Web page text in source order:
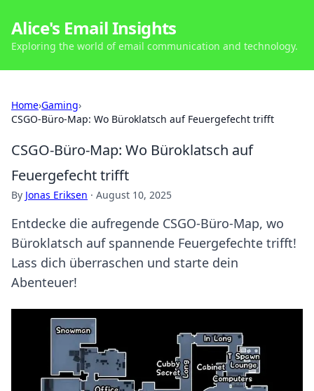
Alice's Email Insights
Exploring the world of email communication and technology.
Home›Gaming›
CSGO-Büro-Map: Wo Büroklatsch auf Feuergefecht trifft
CSGO-Büro-Map: Wo Büroklatsch auf
Feuergefecht trifft
By Jonas Eriksen · August 10, 2025
Entdecke die aufregende CSGO-Büro-Map, wo
Büroklatsch auf spannende Feuergefechte trifft!
Lass dich überraschen und starte dein
Abenteuer!